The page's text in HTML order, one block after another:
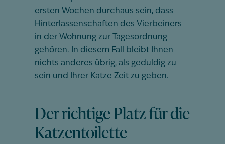
ersten Wochen durchaus sein, dass
Hinterlassenschaften des Vierbeiners
in der Wohnung zur Tagesordnung
gehören. In diesem Fall bleibt Ihnen
nichts anderes übrig, als geduldig zu
sein und Ihrer Katze Zeit zu geben.
Der richtige Platz für die
Katzentoilette